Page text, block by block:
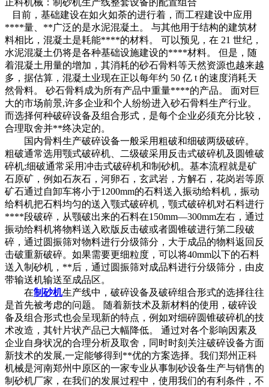
目前，基础建设在如火如荼的进行着，而工程建设中应用
****量、**广泛的是水泥混凝土。 与其他用于结构的建筑材
料相比，混凝土是耗能****的材料。 可以预见，在 21 世纪，
水泥混凝土仍将是各种基础设施建设的****材料。 但是，随
着混凝土用量的增加，其消耗的砂石骨料等天然资源也越来越
多，据估算，混凝土业现在正以每年约 50 亿 t 的速度消耗天
然骨料。 砂石骨料成为所有产品中重量****的产品。 面对巨
大的市场前景,许多企业和个人纷纷进入砂石骨料生产行业。
而选择何种破碎设备及组合形式，是每个企业必须充分比较，
合理取舍并**终决定的。
国内骨料生产破碎设备一般采用粗破和细破两级破碎。
粗破通常选用颚式破碎机、二级破采用反击式破碎机及圆锥破
碎机;细破通常采用冲击式破碎机和制砂机。基本流程就是矿
石原矿，例如石灰石，河卵石，玄武岩，方解石，花岗岩等原
矿石通过自卸车将小于1200mm的石料送入振动给料机，振动
给料机把石料均匀的送入颚式破碎机，颚式破碎机对石料进行
****段破碎，从颚破出来的石料在150mm—300mm左右，通过
振动给料机将物料送入欧版反击破或者圆锥破进行第二段破
碎，通过圆振筛对物料进行分级筛分，大于成品的物料返回反
击破重新破碎。如果需要更细粒度，可以将40mm以下的石料
送入制砂机，**后，通过圆振筛对成品料进行分级筛分，由皮
带输送机输送至成品区。
在制砂机生产线中，破碎设备及破碎组合形式的选择往往
是首先被考虑的问题。 随着新技术及新材料的使用，破碎设
备及组合形式也会呈现新的特点，例如对细碎圆锥破碎机的技
术改造，其针片状产品已大幅降低。 通过对各个影响因素及
企业自身状况的合理分析及取舍，同时时刻关注破碎设备方面
新技术的发展,一定能够得到**优的方案选择。我们郑州正科
机械是河南郑州中原区的一家专业从事制砂设备生产与销售的
制砂机厂家，在我们的发展过程中，使用我们的有利条件，不